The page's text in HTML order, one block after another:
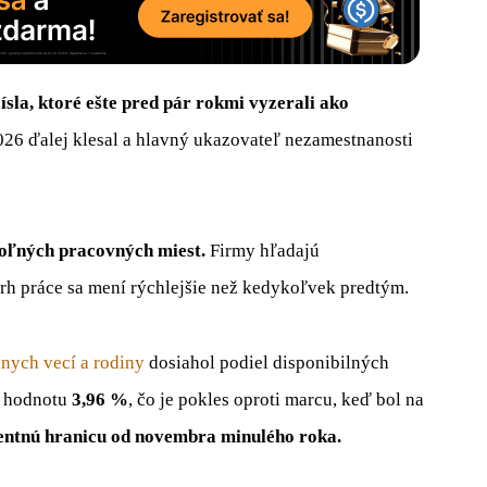
ktoré ešte pred pár rokmi vyzerali ako
ďalej klesal a hlavný ukazovateľ nezamestnanosti
pracovných miest. Firmy hľadajú
práce sa mení rýchlejšie než kedykoľvek predtým.
vecí a rodiny dosiahol podiel disponibilných
3,96 %, čo je pokles oproti marcu, keď bol na
hranicu od novembra minulého roka.